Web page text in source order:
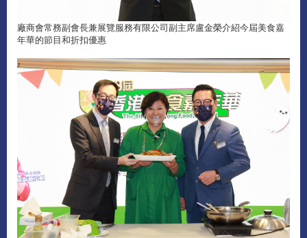
廠商會常務副會長兼展覽服務有限公司副主席盧金榮介紹今屆美食嘉
年華的節目和折扣優惠